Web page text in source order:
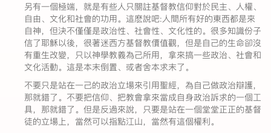
另有一個極端，就是有些人只關註基督教信仰對於民主、人權、
自由、文化和社會的功用。這麽說吧:人間所有好的東西都是來
自神，但決不僅僅是政治性、社會性、文化性的。很多知識份子
信了耶穌以後，很著迷西方基督教價值觀，但是自己的生命卻沒
有重生改變，只以神學教義為己所用，拿來搞一些政治、社會和
文化活動。這是本末倒置、或者舍本求末了。
不要只是站在一己的政治立場來引用聖經，為自己做政治辯護，
那就錯了。不要把信仰、把教會拿來當成自身政治訴求的一個工
具，那就錯了。但是反過來說，只要是站在一個堂堂正正的基督
徒的立場上，當然可以指點江山，當然有這個權利。